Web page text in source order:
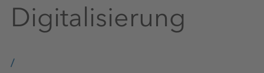
Digitalisierung